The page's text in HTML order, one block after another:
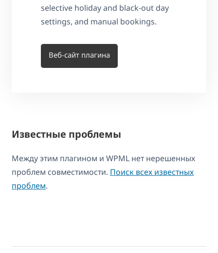
selective holiday and black-out day
settings, and manual bookings.
Веб-сайт плагина
Известные проблемы
Между этим плагином и WPML нет нерешенных
проблем совместимости. Поиск всех известных
проблем.